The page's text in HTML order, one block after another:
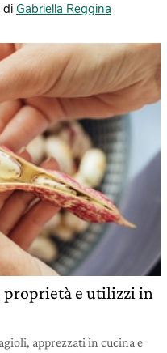
di Gabriella Reggina
e utilizzi in
apprezzati in cucina e